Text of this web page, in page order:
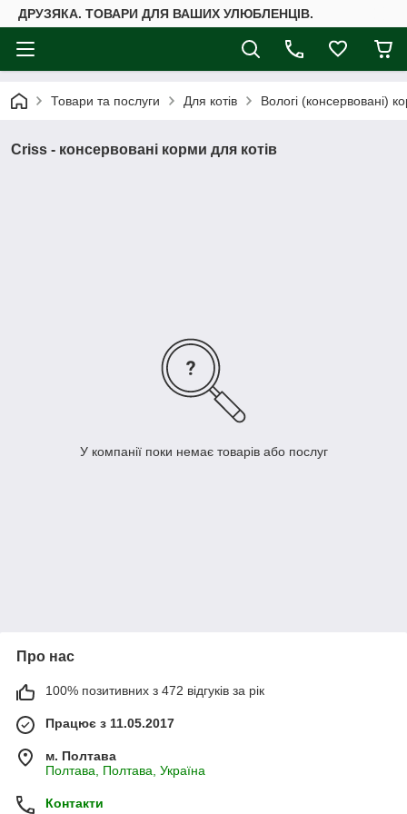
ДРУЗЯКА. ТОВАРИ ДЛЯ ВАШИХ УЛЮБЛЕНЦІВ.
Товари та послуги Для котів Вологі (консервовані)
Criss - консервовані корми для котів
У компанії поки немає товарів або послуг
Про нас
100% позитивних з 472 відгуків за рік
Працює з 11.05.2017
м. Полтава
Полтава, Полтава, Україна
Контакти